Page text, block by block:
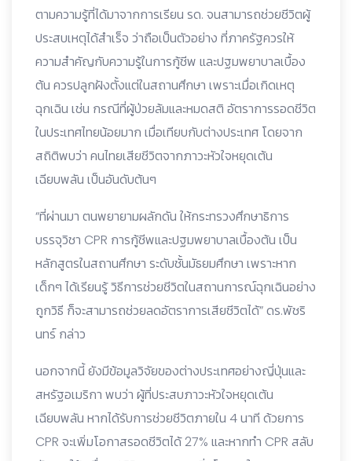
ตามความรู้ที่ได้มาจากการเรียน รด. จนสามารถช่วยชีวิตผู้
ประสบเหตุได้สำเร็จ ว่าถือเป็นตัวอย่าง ที่ภาครัฐควรให้
ความสำคัญกับความรู้ในการกู้ชีพ และปฐมพยาบาลเบื้อง
ต้น ควรปลูกฝังตั้งแต่ในสถานศึกษา เพราะเมื่อเกิดเหตุ
ฉุกเฉิน เช่น กรณีที่ผู้ป่วยล้มและหมดสติ อัตราการรอดชีวิต
ในประเทศไทยน้อยมาก เมื่อเทียบกับต่างประเทศ โดยจาก
สถิติพบว่า คนไทยเสียชีวิตจากภาวะหัวใจหยุดเต้น
เฉียบพลัน เป็นอันดับต้นๆ
“ที่ผ่านมา ตนพยายามผลักดัน ให้กระทรวงศึกษาธิการ
บรรจุวิชา CPR การกู้ชีพและปฐมพยาบาลเบื้องต้น เป็น
หลักสูตรในสถานศึกษา ระดับชั้นมัธยมศึกษา เพราะหาก
เด็กๆ ได้เรียนรู้ วิธีการช่วยชีวิตในสถานการณ์ฉุกเฉินอย่าง
ถูกวิธี ก็จะสามารถช่วยลดอัตราการเสียชีวิตได้” ดร.พัชริ
นทร์ กล่าว
นอกจากนี้ ยังมีข้อมูลวิจัยของต่างประเทศอย่างญี่ปุ่นและ
สหรัฐอเมริกา พบว่า ผู้ที่ประสบภาวะหัวใจหยุดเต้น
เฉียบพลัน หากได้รับการช่วยชีวิตภายใน 4 นาที ด้วยการ
CPR จะเพิ่มโอกาสรอดชีวิตได้ 27% และหากทำ CPR สลับ